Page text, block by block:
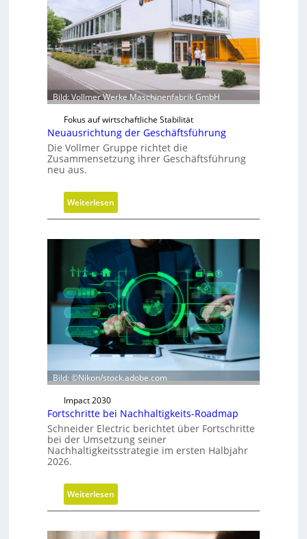
Bild: Vollmer Werke Maschinenfabrik GmbH
Fokus auf wirtschaftliche Stabilität
Neuausrichtung der Geschäftsführung
Die Vollmer Gruppe richtet die
Zusammensetzung ihrer Geschäftsführung
neu aus.
Weiterlesen:
N
a
u
s
r
i
c
h
u
n
d
e
r
c
ä
Bild: ©Nikon/stock.adobe.com
Impact 2030
Fortschritte bei Nachhaltigkeits-Roadmap
Schneider Electric berichtet über Fortschritte
bei der Umsetzung seiner
Nachhaltigkeitsstrategie im ersten Halbjahr
2026.
Weiterlesen:
F